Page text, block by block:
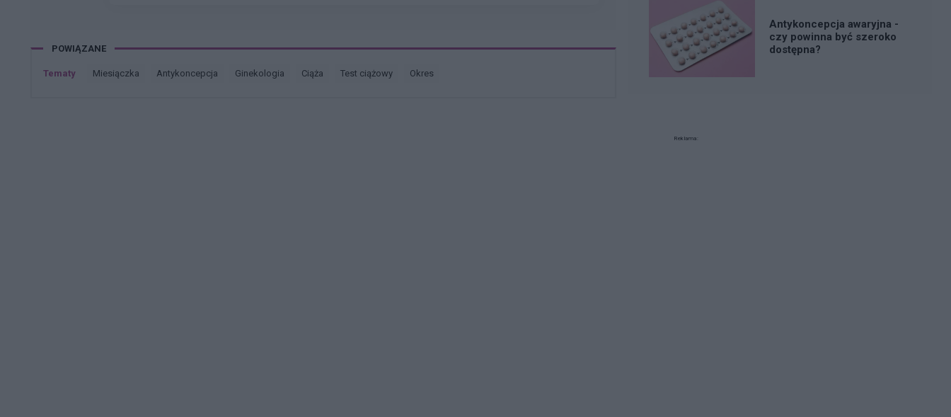
POWIĄZANE
Tematy miesiączka antykoncepcja ginekologia ciąża test ciążowy okres
Antykoncepcja awaryjna -
czy powinna być szeroko
dostępna?
Reklama: